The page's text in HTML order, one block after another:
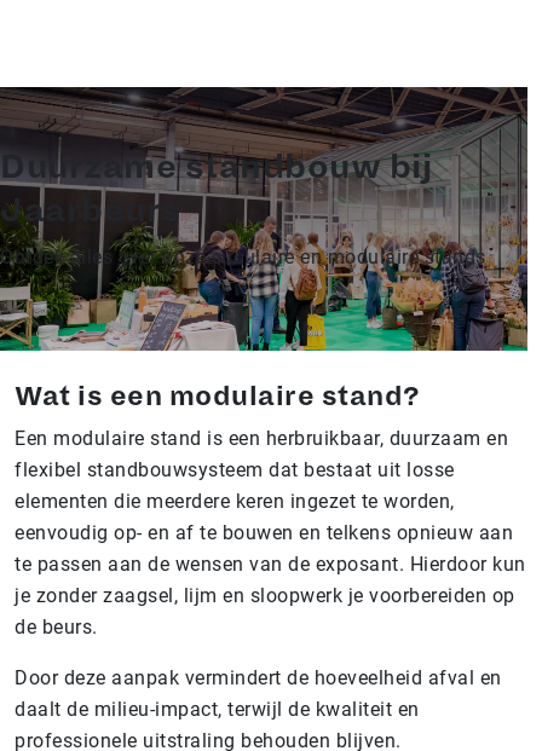
Duurzame standbouw bij
Jaarbeurs
Ontdek alles over onze circulaire en modulaire stands
Wat is een modulaire stand?
Een modulaire stand is een herbruikbaar, duurzaam en
flexibel standbouwsysteem dat bestaat uit losse
elementen die meerdere keren ingezet te worden,
eenvoudig op- en af te bouwen en telkens opnieuw aan
te passen aan de wensen van de exposant. Hierdoor kun
je zonder zaagsel, lijm en sloopwerk je voorbereiden op
de beurs.
Door deze aanpak vermindert de hoeveelheid afval en
daalt de milieu-impact, terwijl de kwaliteit en
professionele uitstraling behouden blijven.